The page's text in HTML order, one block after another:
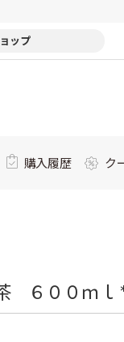
ップ
購入履歴 ク
６００ｍｌ